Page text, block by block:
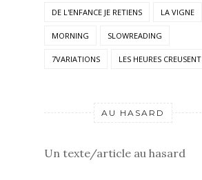
DE L'ENFANCE JE RETIENS LA VIGNE
MORNING SLOWREADING
7VARIATIONS LES HEURES CREUSENT
AU HASARD
Un texte/article au hasard